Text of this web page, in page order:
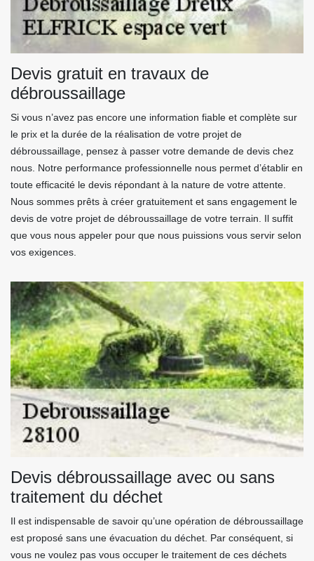
Devis gratuit en travaux de
débroussaillage
Si vous n’avez pas encore une information fiable et complète sur
le prix et la durée de la réalisation de votre projet de
débroussaillage, pensez à passer votre demande de devis chez
nous. Notre performance professionnelle nous permet d’établir en
toute efficacité le devis répondant à la nature de votre attente.
Nous sommes prêts à créer gratuitement et sans engagement le
devis de votre projet de débroussaillage de votre terrain. Il suffit
que vous nous appeler pour que nous puissions vous servir selon
vos exigences.
Devis débroussaillage avec ou sans
traitement du déchet
Il est indispensable de savoir qu’une opération de débroussaillage
est proposé sans une évacuation du déchet. Par conséquent, si
vous ne voulez pas vous occuper le traitement de ces déchets